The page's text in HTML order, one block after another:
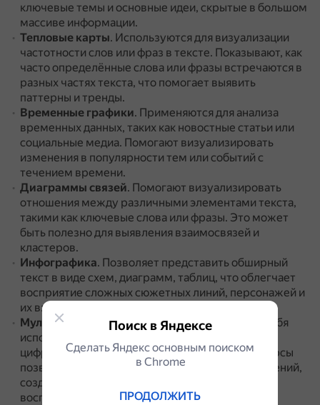
ключевые темы и основные идеи, скрытые в большом
массиве информации.
Тепловые карты. Используются для визуализации
частотности слов или фраз в тексте. Показывают, как
часто определённые слова или фразы встречаются в
разных частях текста, что помогает выявить
паттерны и тренды.
Временные графики. Применяются для анализа
временных данных, таких как новостные статьи или
социальные медиа. Помогают визуализировать
изменения в популярности тем или событий с
течением времени.
Диаграммы связей. Помогают визуализировать
отношения между различными элементами текста,
такими как ключевые слова или фразы. Это может
быть полезно для выявления взаимосвязей и
кластеров.
Инфографика. Позволяет представить обширный
текст в виде схем, диаграмм, таблиц, что облегчает
восприятие сложных сюжетных линий, персонажей и
их взаимоотношений.
Мультимедийная визуализация.Включает в себя
использование видеофрагментов, анимаций и
цифровых презентаций.Мультимедийные ресурсы
позволяют погружаться в атмосферу произведений,
создавая наглядные образы, которые облегчают
восприятие текста.
Поиск в Яндексе
Сделать Яндекс основным поиском
в Сhrome
ПРОДОЛЖИТЬ